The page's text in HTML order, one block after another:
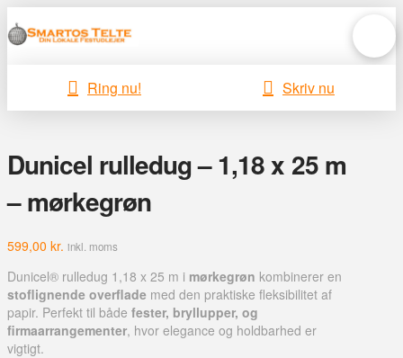
Ring nu! Skriv nu
Dunicel rulledug – 1,18 x 25 m
– mørkegrøn
599,00 kr. inkl. moms
Dunicel® rulledug 1,18 x 25 m i mørkegrøn kombinerer en
stoflignende overflade med den praktiske fleksibilitet af
papir. Perfekt til både fester, bryllupper, og
firmaarrangementer, hvor elegance og holdbarhed er
vigtigt.